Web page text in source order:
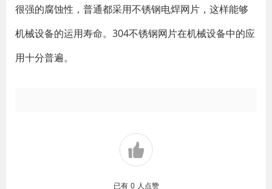
很强的腐蚀性，普通都采用不锈钢电焊网片，这样能够
机械设备的运用寿命。304不锈钢网片在机械设备中的应
用十分普遍。
已有 0 人点赞